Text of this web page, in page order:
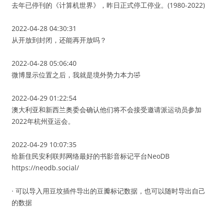
去年已停刊的《计算机世界》，昨日正式停工停业。(1980-2022)
2022-04-28 04:30:31
从开放到封闭，还能再开放吗？
2022-04-28 05:06:40
微博显示位置之后，我就是境外势力本力🤣
2022-04-29 01:22:54
澳大利亚和新西兰奥委会确认他们将不会接受邀请派运动员参加
2022年杭州亚运会。
2022-04-29 10:07:35
给新住民安利联邦网络最好的书影音标记平台NeoDB
https://neodb.social/
· 可以导入用豆坟插件导出的豆瓣标记数据，也可以随时导出自己
的数据